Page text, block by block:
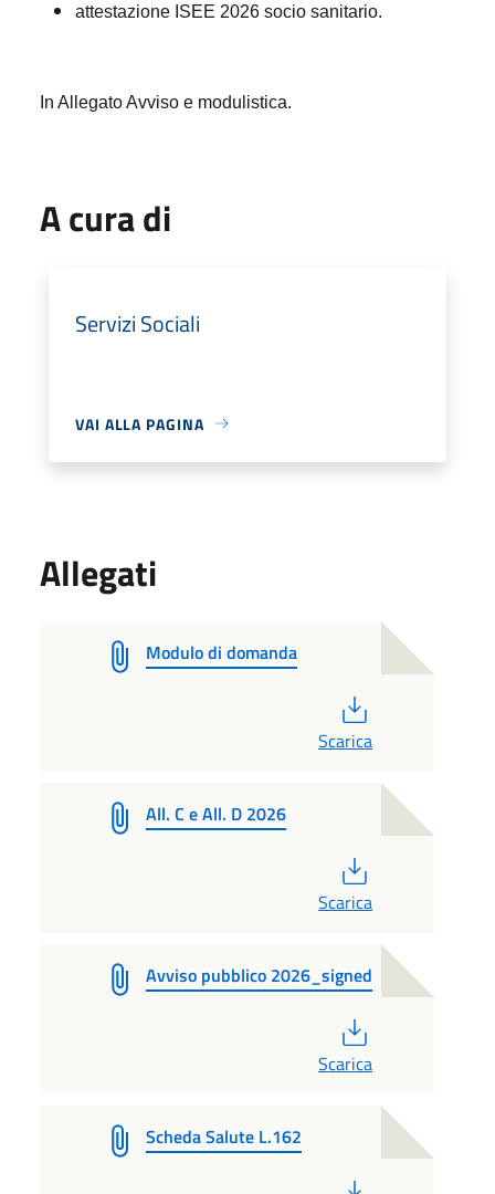
attestazione ISEE 2026 socio sanitario.
In Allegato Avviso e modulistica.
A cura di
Servizi Sociali
VAI ALLA PAGINA
Allegati
Modulo di domanda
Scarica
All. C e All. D 2026
Scarica
Avviso pubblico 2026_signed
Scarica
Scheda Salute L.162